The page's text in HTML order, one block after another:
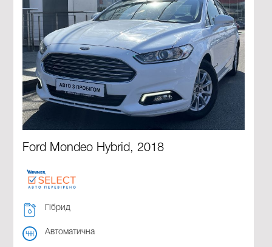
Ford Mondeo Hybrid, 2018
Гібрид
Автоматична